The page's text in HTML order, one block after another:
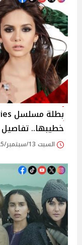
خطيبها.. تفاصيل
السبت 13/سبتمبر/2025 - 07:04 ص